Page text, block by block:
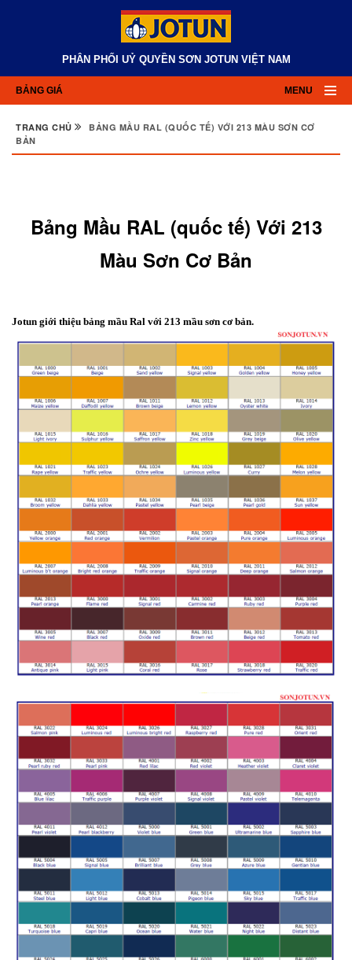
PHÂN PHỐI UỶ QUYỀN SƠN JOTUN VIỆT NAM
MENU
BẢNG GIÁ
TRANG CHỦ
BẢNG MẦU RAL (QUỐC TẾ) VỚI 213 MÀU SƠN CƠ
BẢN
Bảng Mầu RAL (quốc tế) Với 213
Màu Sơn Cơ Bản
Jotun giới thiệu bảng mầu Ral với 213 mầu sơn cơ bản.